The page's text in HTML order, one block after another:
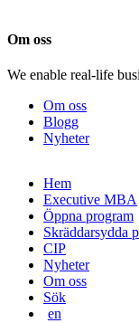
Om oss
We enable real-life
Om oss
Blogg
Nyheter
vidare
innehåll
Hem
Executive MBA
Öppna program
Skräddarsydda
CIP
Nyheter
Om oss
Sök
en